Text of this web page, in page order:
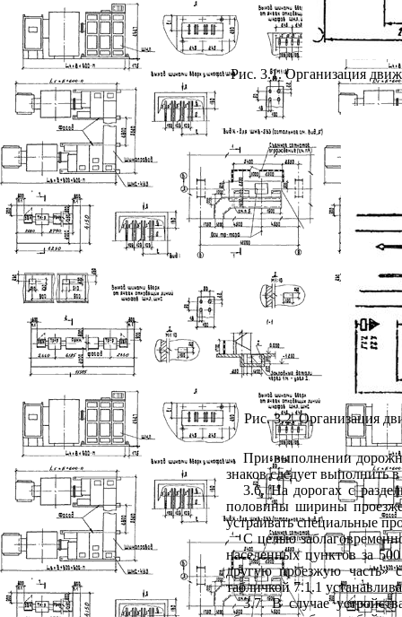
Рис. 3.1. Организация
Рис. 3.2. Организация
При выполнении
знаков следует выполнить
3.6. На дорогах с
половины ширины
устраивать специальные
С целью
населенных пунктов за
другую проезжую часть»
табличкой 7.1.1
3.7. В случае